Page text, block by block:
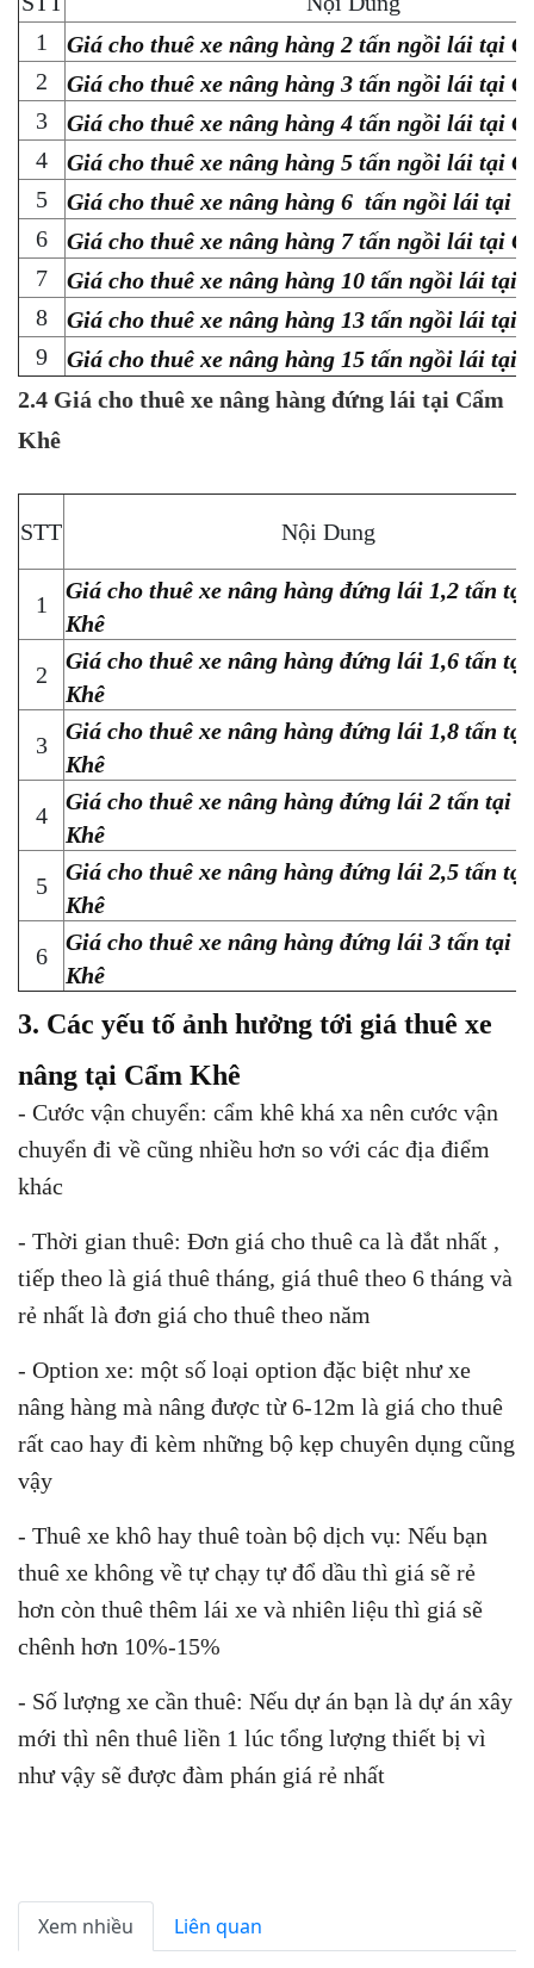
1
Giá cho thuê xe nâng hàng 2 tấn ngồi lái tại
2
Giá cho thuê xe nâng hàng 3 tấn ngồi lái tại
3
Giá cho thuê xe nâng hàng 4 tấn ngồi lái tại
4
Giá cho thuê xe nâng hàng 5 tấn ngồi lái tại
5
Giá cho thuê xe nâng hàng 6 tấn ngồi lái tại
6
Giá cho thuê xe nâng hàng 7 tấn ngồi lái tại
7
Giá cho thuê xe nâng hàng 10 tấn ngồi lái tại
8
Giá cho thuê xe nâng hàng 13 tấn ngồi lái tại
9
Giá cho thuê xe nâng hàng 15 tấn ngồi lái tại
2.4 Giá cho thuê xe nâng hàng đứng lái tại Cẩm
Khê
STT Nội Dung
1
Giá cho thuê xe nâng hàng đứng lái 1,2 tấn tại
Khê
2
Giá cho thuê xe nâng hàng đứng lái 1,6 tấn tại
Khê
3
Giá cho thuê xe nâng hàng đứng lái 1,8 tấn tại
Khê
4
Giá cho thuê xe nâng hàng đứng lái 2 tấn tại
Khê
5
Giá cho thuê xe nâng hàng đứng lái 2,5 tấn tại
Khê
6
Giá cho thuê xe nâng hàng đứng lái 3 tấn tại
Khê
3. Các yếu tố ảnh hưởng tới giá thuê xe
nâng tại Cẩm Khê
- Cước vận chuyển: cẩm khê khá xa nên cước vận
chuyển đi về cũng nhiều hơn so với các địa điểm
khác
- Thời gian thuê: Đơn giá cho thuê ca là đắt nhất ,
tiếp theo là giá thuê tháng, giá thuê theo 6 tháng và
rẻ nhất là đơn giá cho thuê theo năm
- Option xe: một số loại option đặc biệt như xe
nâng hàng mà nâng được từ 6-12m là giá cho thuê
rất cao hay đi kèm những bộ kẹp chuyên dụng cũng
vậy
- Thuê xe khô hay thuê toàn bộ dịch vụ: Nếu bạn
thuê xe không về tự chạy tự đổ dầu thì giá sẽ rẻ
hơn còn thuê thêm lái xe và nhiên liệu thì giá sẽ
chênh hơn 10%-15%
- Số lượng xe cần thuê: Nếu dự án bạn là dự án xây
mới thì nên thuê liền 1 lúc tổng lượng thiết bị vì
như vậy sẽ được đàm phán giá rẻ nhất
Xem nhiều Liên quan